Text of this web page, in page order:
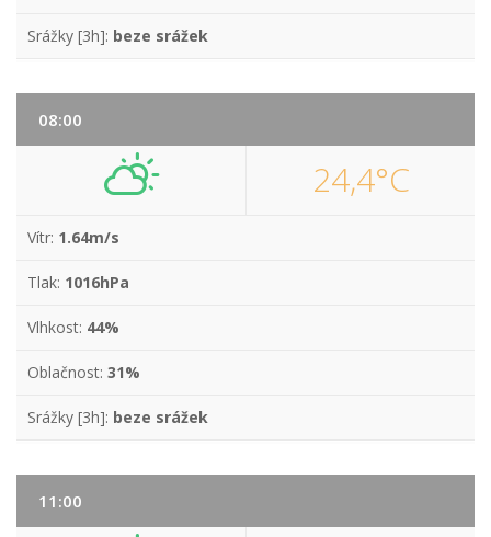
Srážky [3h]: beze srážek
08:00
24,4°C
Vítr: 1.64m/s
Tlak: 1016hPa
Vlhkost: 44%
Oblačnost: 31%
Srážky [3h]: beze srážek
11:00